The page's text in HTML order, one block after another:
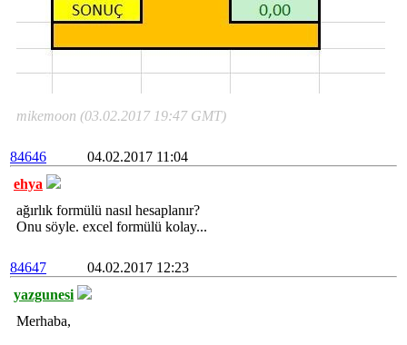
mikemoon (03.02.2017 19:47 GMT)
84646
04.02.2017 11:04
ehya
ağırlık formülü nasıl hesaplanır?
Onu söyle. excel formülü kolay...
84647
04.02.2017 12:23
yazgunesi
Merhaba,